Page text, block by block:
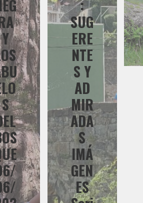
Y
S
:
SUG
ERE
NTE
S Y
AD
MIR
ADA
S
IMÁ
GEN
ES